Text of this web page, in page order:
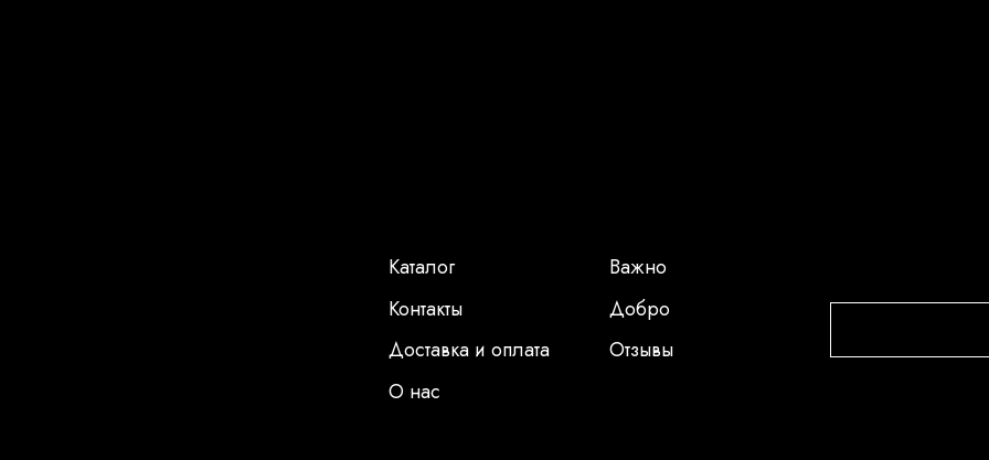
Каталог
Контакты
Доставка и оплата
О нас
Важно
Добро
Отзывы